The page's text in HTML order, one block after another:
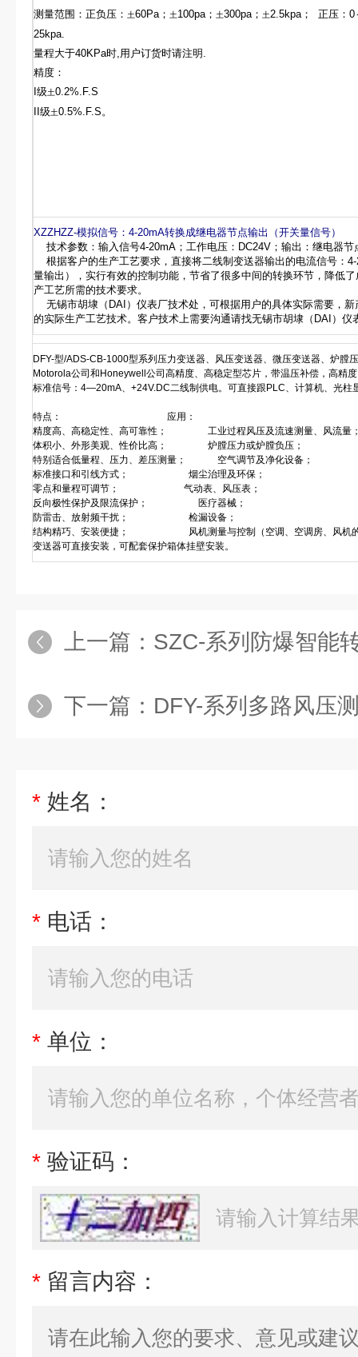
测量范围：正负压： 土60Pa； 土100pa； 土300pa； 土2.5kpa； 正压：0
25kpa.
量程大于40KPa时,用户订货时请注明.
精度：
I级土0.2%.F.S
II级土0.5%.F.S。
XZZHZZ-模拟信号：4-20mA转换成继电器节点输出（开关量信号）
技术参数：输入信号4-20mA；工作电压：DC24V；输出：继电器节
根据客户的生产工艺要求，直接将二线制变送器输出的电流信号：
量输出），实行有效的控制功能，节省了很多中间的转换环节，降低
产工艺所需的技术要求。
无锡市胡埭（DAI）仪表厂技术处，可根据用户的具体实际需要，
的实际生产工艺技术。客户技术上需要沟通请找无锡市胡埭（DAI）仪
DFY-型/ADS-CB-1000型系列压力变送器、风压变送器、微压变送器、炉膛
Motorola公司和Honeywell公司高精度、高稳定型芯片，带温压补偿，高精
标准信号：4—20mA、+24V.DC二线制供电。可直接跟PLC、计算机、光柱
特点： 应用：
精度高、高稳定性、高可靠性； 工业过程风压及流速测量、风流量
体积小、外形美观、性价比高； 炉膛压力或炉膛负压；
特别适合低量程、压力、差压测量； 空气调节及净化设备；
标准接口和引线方式； 烟尘治理及环保；
零点和量程可调节； 气动表、风压表；
反向极性保护及限流保护； 医疗器械；
防雷击、放射频干扰； 检漏设备；
结构精巧、安装便捷； 风机测量与控制（空调、空调房、风机的
变送器可直接安装，可配套保护箱体挂壁安装。
上一篇： SZC-系列防爆智能
下一篇： DFY-系列多路风压
* 姓名：
* 电话：
* 单位：
* 验证码：
* 留言内容：